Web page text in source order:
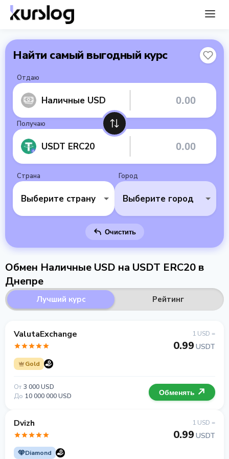
Найти самый выгодный курс
Отдаю
Наличные USD
Получаю
USDT ERC20
Страна
Выберите страну
Город
Выберите город
Очистить
Обмен Наличные USD на USDT ERC20 в
Днепре
Лучший курс Рейтинг
ValutaExchange
Gold
1 USD =
0.99 USDT
От 3 000 USD
До 10 000 000 USD Обменять
Dvizh
Diamond
1 USD =
0.99 USDT